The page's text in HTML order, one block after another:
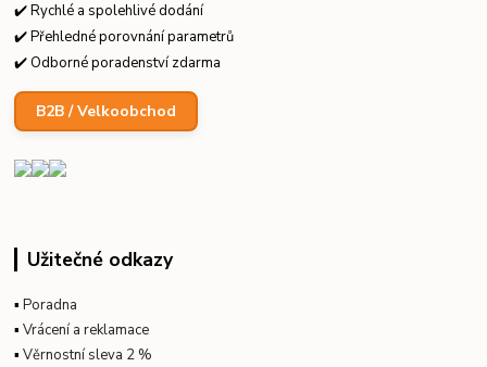
✔️ Rychlé a spolehlivé dodání
✔️ Přehledné porovnání parametrů
✔️ Odborné poradenství zdarma
B2B / Velkoobchod
Užitečné odkazy
▪Poradna
▪Vrácení a reklamace
▪Věrnostní sleva 2 %